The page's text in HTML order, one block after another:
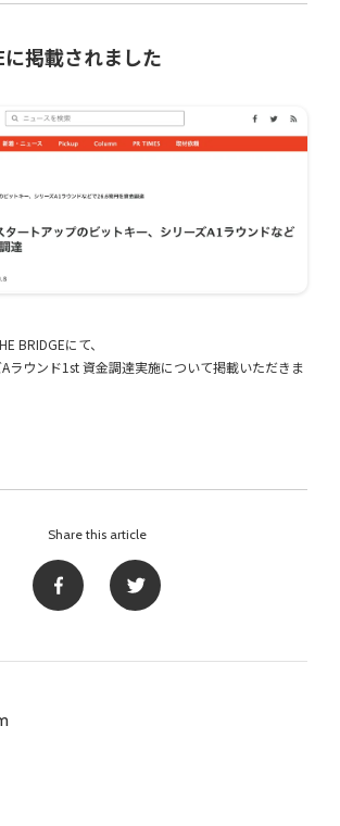
掲載されました
BRIDGEにて、
ラウンド1st 資金調達実施について掲載いただきま
Share this article